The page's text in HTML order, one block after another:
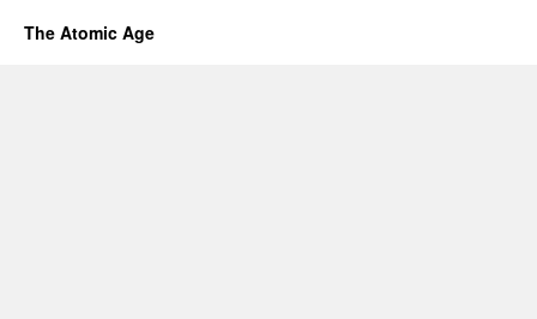
The Atomic Age